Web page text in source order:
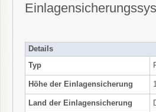
Details
Typ
Höhe der Einlagensicherung
Land der Einlagensicherung